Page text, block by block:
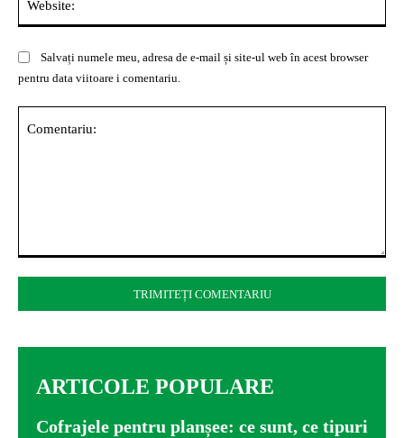
Salvați numele meu, adresa de e-mail și site-ul web în acest browser
pentru data viitoare i comentariu.
ARTICOLE POPULARE
Cofrajele pentru planșee: ce sunt, ce tipuri